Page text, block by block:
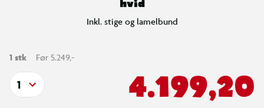
hvid
Inkl. stige og lamelbund
1 stk Før 5.249,-
4.199,20
1